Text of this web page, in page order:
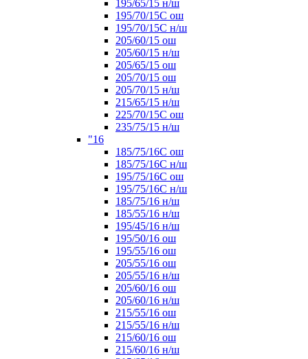
195/65/15 н/ш
195/70/15С ош
195/70/15С н/ш
205/60/15 ош
205/60/15 н/ш
205/65/15 ош
205/70/15 ош
205/70/15 н/ш
215/65/15 н/ш
225/70/15С ош
235/75/15 н/ш
"16
185/75/16С ош
185/75/16С н/ш
195/75/16С ош
195/75/16С н/ш
185/75/16 н/ш
185/55/16 н/ш
195/45/16 н/ш
195/50/16 ош
195/55/16 ош
205/55/16 ош
205/55/16 н/ш
205/60/16 ош
205/60/16 н/ш
215/55/16 ош
215/55/16 н/ш
215/60/16 ош
215/60/16 н/ш